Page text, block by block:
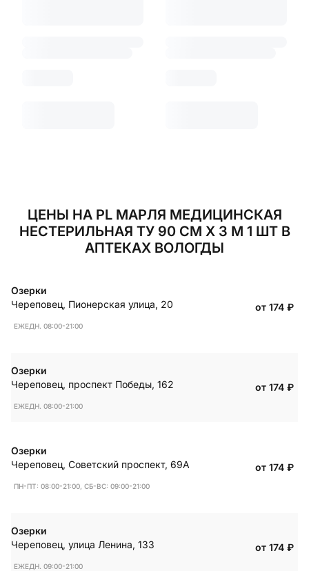
ЦЕНЫ НА PL МАРЛЯ МЕДИЦИНСКАЯ
НЕСТЕРИЛЬНАЯ ТУ 90 СМ Х 3 М 1 ШТ В
АПТЕКАХ ВОЛОГДЫ
Озерки
Череповец, Пионерская улица, 20
ЕЖЕДН. 08:00-21:00
от 174 ₽
Озерки
Череповец, проспект Победы, 162
ЕЖЕДН. 08:00-21:00
от 174 ₽
Озерки
Череповец, Советский проспект, 69А
ПН-ПТ: 08:00-21:00, СБ-ВС: 09:00-21:00
от 174 ₽
Озерки
Череповец, улица Ленина, 133
ЕЖЕДН. 09:00-21:00
от 174 ₽